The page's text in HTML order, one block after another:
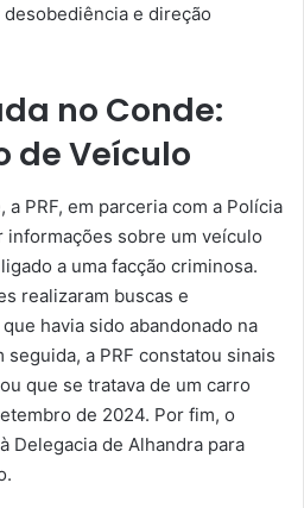
e direção
no Conde:
de Veículo
a PRF, em parceria com a Polícia
informações sobre um veículo
a uma facção criminosa.
realizaram buscas e
havia sido abandonado na
seguida, a PRF constatou sinais
que se tratava de um carro
de 2024. Por fim, o
Delegacia de Alhandra para